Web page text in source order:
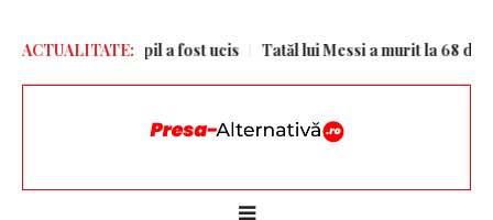
ACTUALITATE:
Kiev. Un copil a fost ucis Tatăl lui Messi a murit la 68 de ani